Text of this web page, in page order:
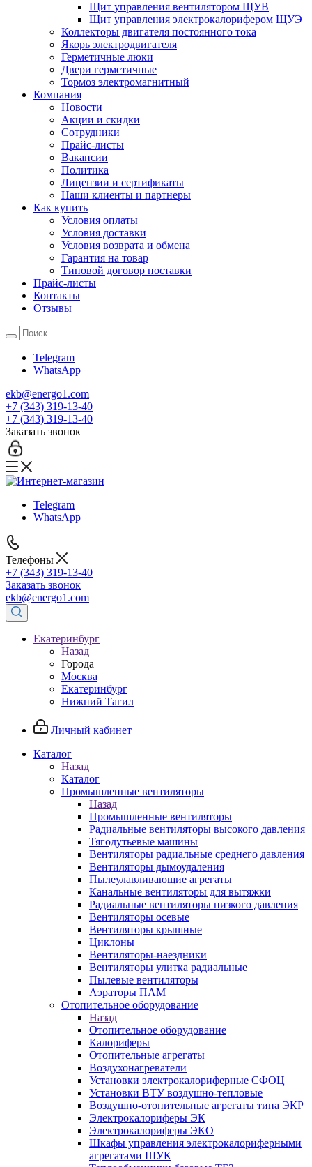
Щит управления вентилятором ЩУВ
Щит управления электрокалорифером ЩУЭ
Коллекторы двигателя постоянного тока
Якорь электродвигателя
Герметичные люки
Двери герметичные
Тормоз электромагнитный
Компания
Новости
Акции и скидки
Сотрудники
Прайс-листы
Вакансии
Политика
Лицензии и сертификаты
Наши клиенты и партнеры
Как купить
Условия оплаты
Условия доставки
Условия возврата и обмена
Гарантия на товар
Типовой договор поставки
Прайс-листы
Контакты
Отзывы
Telegram
WhatsApp
ekb@energo1.com
+7 (343) 319-13-40
+7 (343) 319-13-40
Заказать звонок
Telegram
WhatsApp
Телефоны
+7 (343) 319-13-40
Заказать звонок
ekb@energo1.com
Екатеринбург
Назад
Города
Москва
Екатеринбург
Нижний Тагил
Личный кабинет
Каталог
Назад
Каталог
Промышленные вентиляторы
Назад
Промышленные вентиляторы
Радиальные вентиляторы высокого давления
Тягодутьевые машины
Вентиляторы радиальные среднего давления
Вентиляторы дымоудаления
Пылеулавливающие агрегаты
Канальные вентиляторы для вытяжки
Радиальные вентиляторы низкого давления
Вентиляторы осевые
Вентиляторы крышные
Циклоны
Вентиляторы-наездники
Вентиляторы улитка радиальные
Пылевые вентиляторы
Аэраторы ПАМ
Отопительное оборудование
Назад
Отопительное оборудование
Калориферы
Отопительные агрегаты
Воздухонагреватели
Установки электрокалориферные СФОЦ
Установки ВТУ воздушно-тепловые
Воздушно-отопительные агрегаты типа ЭКР
Электрокалориферы ЭК
Электрокалориферы ЭКО
Шкафы управления электрокалориферными
агрегатами ШУК